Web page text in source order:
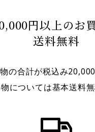
円以上のお
送料無料
の合計が税込み
については基本送料無